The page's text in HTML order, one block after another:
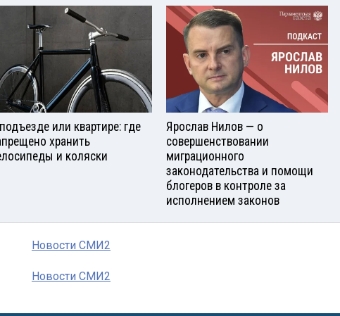
или квартире: где
хранить
и коляски
Ярослав Нилов — о
совершенствовании
миграционного
законодательства и помощи
блогеров в контроле за
исполнением законов
Новости СМИ2
Новости СМИ2